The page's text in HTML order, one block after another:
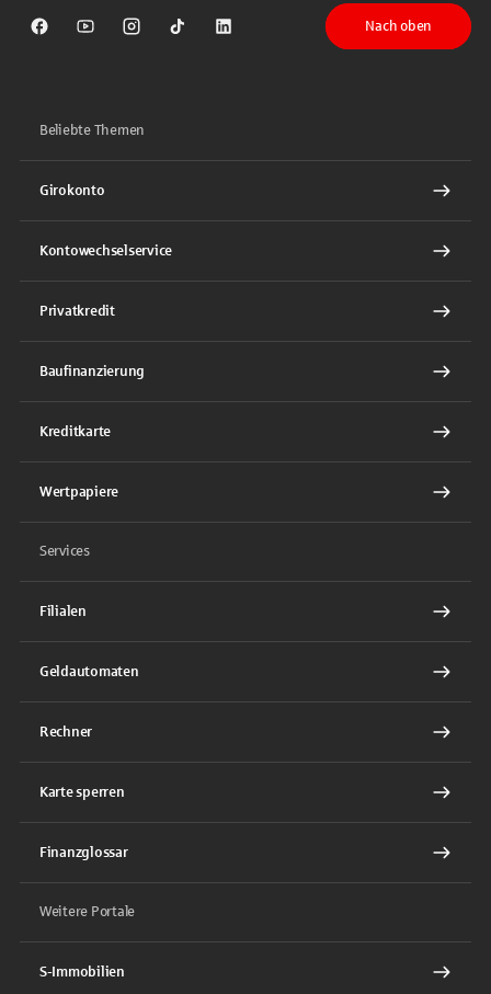
Sparkasse auf Facebook
Sparkasse auf Youtube
Sparkasse auf Instagram
Sparkasse auf TikTok
Sparkasse auf LinkedIn
Nach oben
Beliebte Themen
Girokonto
Kontowechselservice
Privatkredit
Baufinanzierung
Kreditkarte
Wertpapiere
Services
Filialen
Geldautomaten
Rechner
Karte sperren
Finanzglossar
Weitere Portale
S-Immobilien